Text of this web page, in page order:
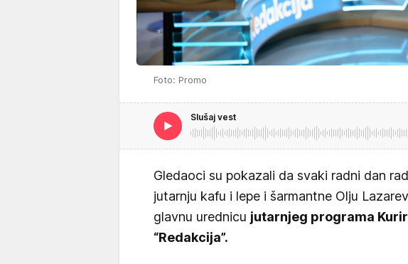
Foto: Promo
Slušaj vest
Gledaoci su pokazali da svaki radni dan
jutarnju kafu i lepe i šarmantne Olju
glavnu urednicu jutarnjeg programa
“Redakcija”.